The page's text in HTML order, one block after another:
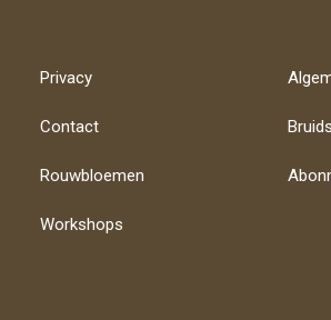
Privacy
Contact
Rouwbloemen
Workshops